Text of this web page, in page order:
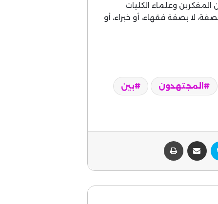
وعلماء الكليات
لا بصفة فقهاء، أو خبراء، أو
المجتهدون بين
سكايب مشاركة عبر البريد